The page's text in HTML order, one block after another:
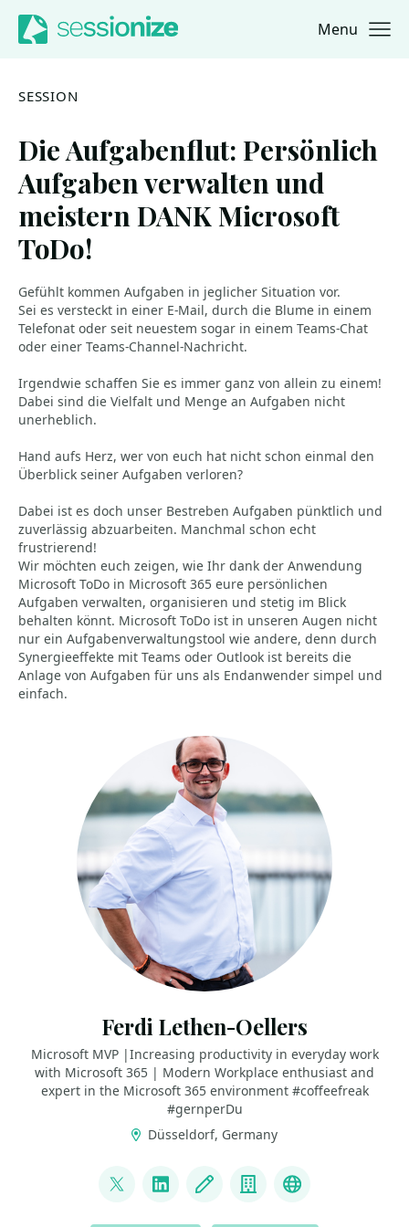
Jump to navigation
Jump to content Menu
SESSION
Die Aufgabenflut: Persönlich
Aufgaben verwalten und
meistern DANK Microsoft
ToDo!
Gefühlt kommen Aufgaben in jeglicher Situation vor.
Sei es versteckt in einer E-Mail, durch die Blume in einem
Telefonat oder seit neuestem sogar in einem Teams-Chat
oder einer Teams-Channel-Nachricht.
Irgendwie schaffen Sie es immer ganz von allein zu einem!
Dabei sind die Vielfalt und Menge an Aufgaben nicht
unerheblich.
Hand aufs Herz, wer von euch hat nicht schon einmal den
Überblick seiner Aufgaben verloren?
Dabei ist es doch unser Bestreben Aufgaben pünktlich und
zuverlässig abzuarbeiten. Manchmal schon echt
frustrierend!
Wir möchten euch zeigen, wie Ihr dank der Anwendung
Microsoft ToDo in Microsoft 365 eure persönlichen
Aufgaben verwalten, organisieren und stetig im Blick
behalten könnt. Microsoft ToDo ist in unseren Augen nicht
nur ein Aufgabenverwaltungstool wie andere, denn durch
Synergieeffekte mit Teams oder Outlook ist bereits die
Anlage von Aufgaben für uns als Endanwender simpel und
einfach.
Ferdi Lethen-Oellers
Microsoft MVP |Increasing productivity in everyday work
with Microsoft 365 | Modern Workplace enthusiast and
expert in the Microsoft 365 environment #coffeefreak
#gernperDu
Düsseldorf, Germany
@FerdiLethen
LinkedInBlog CompanyYouTube